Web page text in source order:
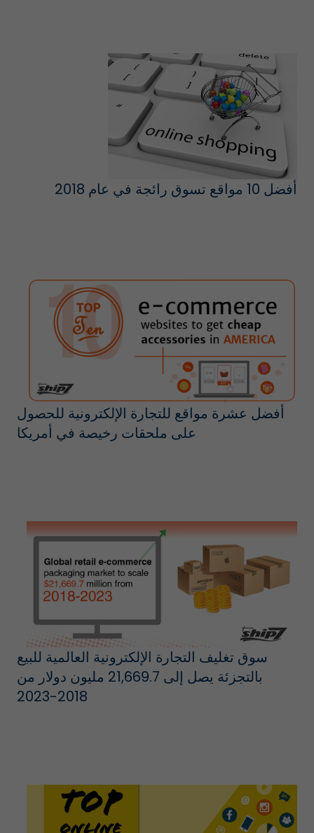
أفضل 10 مواقع تسوق رائجة في عام 2018
أفضل عشرة مواقع للتجارة الإلكترونية للحصول
على ملحقات رخيصة في أمريكا
سوق تغليف التجارة الإلكترونية العالمية للبيع
بالتجزئة يصل إلى 21,669.7 مليون دولار من
2018-2023